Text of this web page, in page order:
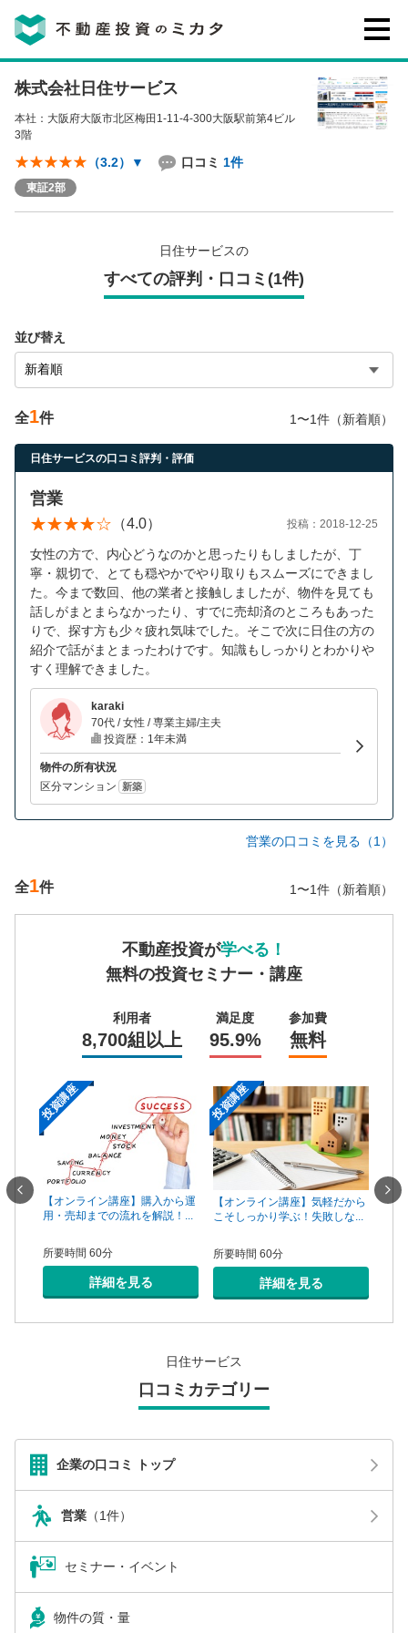
不動産投資のミカタとは
営業時間：10:00〜19:00(土日祝も営業中) 定休日：水
株式会社日住サービス
本社：大阪府大阪市北区梅田1-11-4-300大阪駅前第4ビル
3階
（3.2） ▼ 口コミ 1件
東証2部
日住サービスの
すべての評判・口コミ(1件)
並び替え
全1件 1〜1件（新着順）
日住サービスの口コミ評判・評価
営業
（4.0） 投稿：2018-12-25
女性の方で、内心どうなのかと思ったりもしましたが、丁
寧・親切で、とても穏やかでやり取りもスムーズにできまし
た。今まで数回、他の業者と接触しましたが、物件を見ても
話しがまとまらなかったり、すでに売却済のところもあった
りで、探す方も少々疲れ気味でした。そこで次に日住の方の
紹介で話がまとまったわけです。知識もしっかりとわかりや
すく理解できました。
karaki
70代 / 女性 / 専業主婦/主夫
投資歴：1年未満
物件の所有状況
区分マンション 新築
営業の口コミを見る（1）
全1件 1〜1件（新着順）
不動産投資が学べる！
無料の投資セミナー・講座
利用者
8,700組以上
満足度
95.9%
参加費
無料
手は
投資講座
【オンライン講座】購入から運
用・売却までの流れを解説！...
所要時間 60分
詳細を見る
投資講座
【オンライン講座】気軽だから
こそしっかり学ぶ！失敗しな...
所要時間 60分
詳細を見る
【オ
日住サービス
口コミカテゴリー
企業の口コミ トップ
営業 （1件）
セミナー・イベント
物件の質・量